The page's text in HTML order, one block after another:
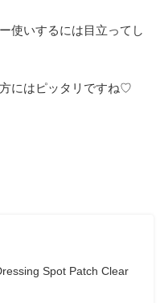
使いするには目立ってし
にはピッタリですね♡
Spot Patch Clear